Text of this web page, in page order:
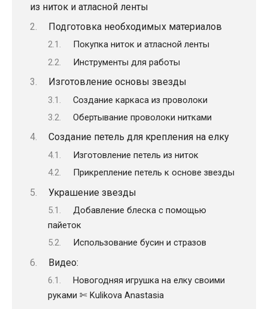
из ниток и атласной ленты
Подготовка необходимых материалов
Покупка ниток и атласной ленты
Инструменты для работы
Изготовление основы звезды
Создание каркаса из проволоки
Обертывание проволоки нитками
Создание петель для крепления на елку
Изготовление петель из ниток
Прикрепление петель к основе звезды
Украшение звезды
Добавление блеска с помощью
пайеток
Использование бусин и стразов
Видео:
Новогодняя игрушка на елку своими
руками ✄ Kulikova Anastasia